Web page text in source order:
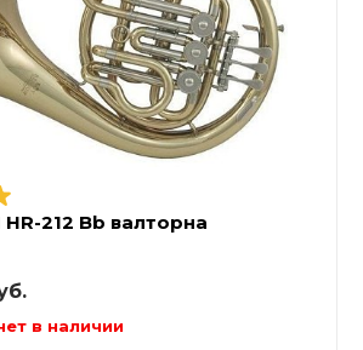
HR-212 Bb валторна
в наличии